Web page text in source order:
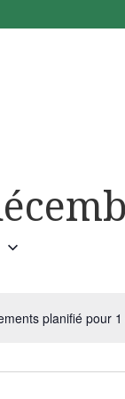
planifié pour